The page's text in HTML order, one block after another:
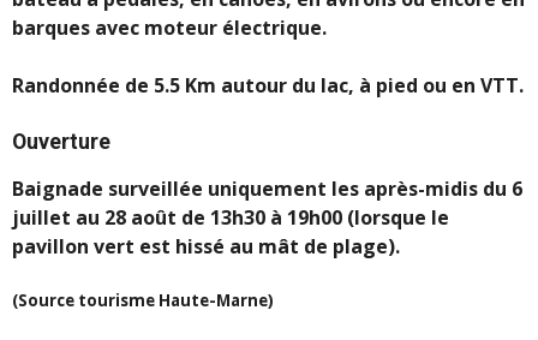
barques avec moteur électrique.
Randonnée de 5.5 Km autour du lac, à pied ou en VTT.
Ouverture
Baignade surveillée uniquement les après-midis du 6
juillet au 28 août de 13h30 à 19h00 (lorsque le
pavillon vert est hissé au mât de plage).
(Source tourisme Haute-Marne)